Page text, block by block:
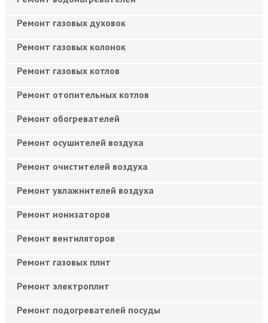
Ремонт газовых духовок
Ремонт газовых колонок
Ремонт газовых котлов
Ремонт отопительных котлов
Ремонт обогревателей
Ремонт осушителей воздуха
Ремонт очистителей воздуха
Ремонт увлажнителей воздуха
Ремонт ионизаторов
Ремонт вентиляторов
Ремонт газовых плит
Ремонт электроплит
Ремонт подогревателей посуды